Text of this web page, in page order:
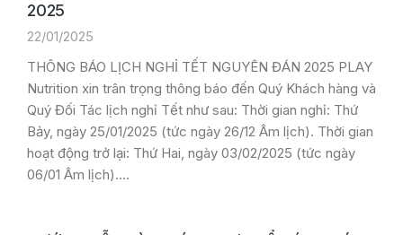
2025
22/01/2025
THÔNG BÁO LỊCH NGHỈ TẾT NGUYÊN ĐÁN 2025 PLAY
Nutrition xin trân trọng thông báo đến Quý Khách hàng và
Quý Đối Tác lịch nghỉ Tết như sau: Thời gian nghỉ: Thứ
Bảy, ngày 25/01/2025 (tức ngày 26/12 Âm lịch). Thời gian
hoạt động trở lại: Thứ Hai, ngày 03/02/2025 (tức ngày
06/01 Âm lịch).…